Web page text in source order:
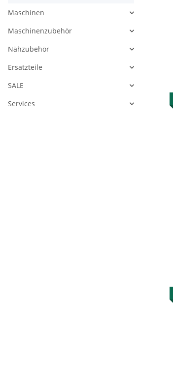
Maschinen
Maschinenzubehör
Nähzubehör
Ersatzteile
SALE
Services